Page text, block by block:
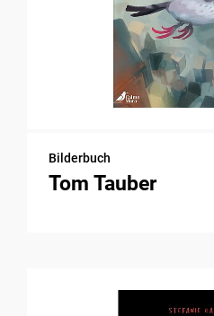
Bilderbuch
Tom Tauber